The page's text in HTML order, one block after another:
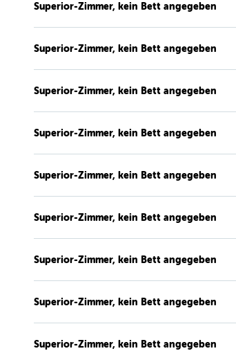
Superior-Zimmer, kein Bett angegeben
Superior-Zimmer, kein Bett angegeben
Superior-Zimmer, kein Bett angegeben
Superior-Zimmer, kein Bett angegeben
Superior-Zimmer, kein Bett angegeben
Superior-Zimmer, kein Bett angegeben
Superior-Zimmer, kein Bett angegeben
Superior-Zimmer, kein Bett angegeben
Superior-Zimmer, kein Bett angegeben